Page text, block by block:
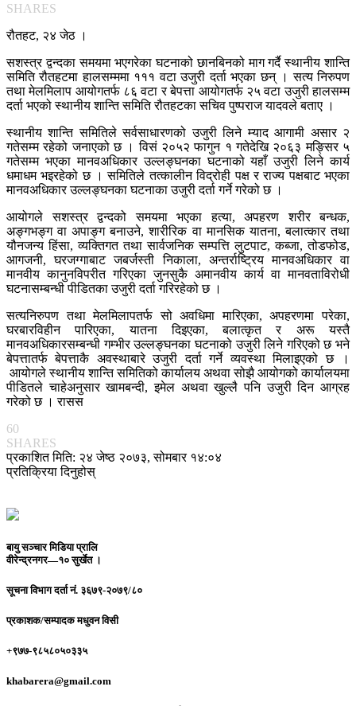
SHARES
रौतहट, २४ जेठ ।
सशस्त्र द्वन्दका समयमा भएगरेका घटनाको छानबिनको माग गर्दै स्थानीय शान्ति
समिति रौतहटमा हालसम्ममा १११ वटा उजुरी दर्ता भएका छन् । सत्य निरुपण
तथा मेलमिलाप आयोगतर्फ ८६ वटा र बेपत्ता आयोगतर्फ २५ वटा उजुरी हालसम्म
दर्ता भएको स्थानीय शान्ति समिति रौतहटका सचिव पुष्पराज यादवले बताए ।
स्थानीय शान्ति समितिले सर्वसाधारणको उजुरी लिने म्याद आगामी असार २
गतेसम्म रहेको जनाएको छ । विसं २०५२ फागुन १ गतेदेखि २०६३ मङ्सिर ५
गतेसम्म भएका मानवअधिकार उल्लङ्घनका घटनाको यहाँ उजुरी लिने कार्य
धमाधम भइरहेको छ । समितिले तत्कालीन विद्रोही पक्ष र राज्य पक्षबाट भएका
मानवअधिकार उल्लङ्घनका घटनाका उजुरी दर्ता गर्ने गरेको छ ।
आयोगले सशस्त्र द्वन्दको समयमा भएका हत्या, अपहरण शरीर बन्धक,
अङ्गभङ्ग वा अपाङ्ग बनाउने, शारीरिक वा मानसिक यातना, बलात्कार तथा
यौनजन्य हिंसा, व्यक्तिगत तथा सार्वजनिक सम्पत्ति लुटपाट, कब्जा, तोडफोड,
आगजनी, घरजग्गाबाट जबर्जस्ती निकाला, अन्तर्राष्ट्रिय मानवअधिकार वा
मानवीय कानुनविपरीत गरिएका जुनसुकै अमानवीय कार्य वा मानवताविरोधी
घटनासम्बन्धी पीडितका उजुरी दर्ता गरिरहेको छ ।
सत्यनिरुपण तथा मेलमिलापतर्फ सो अवधिमा मारिएका, अपहरणमा परेका,
घरबारविहीन पारिएका, यातना दिइएका, बलात्कृत र अरू यस्तै
मानवअधिकारसम्बन्धी गम्भीर उल्लङ्घनका घटनाको उजुरी लिने गरिएको छ भने
बेपत्तातर्फ बेपत्ताकै अवस्थाबारे उजुरी दर्ता गर्ने व्यवस्था मिलाइएको छ ।
आयोगले स्थानीय शान्ति समितिको कार्यालय अथवा सोझै आयोगको कार्यालयमा
पीडितले चाहेअनुसार खामबन्दी, इमेल अथवा खुल्लै पनि उजुरी दिन आग्रह
गरेको छ । रासस
60
SHARES
प्रकाशित मिति: २४ जेष्ठ २०७३, सोमबार १४:०४
प्रतिक्रिया दिनुहोस्
बायु सञ्चार मिडिया प्रालि
वीरेन्द्रनगर—१० सुर्खेत ।
सूचना विभाग दर्ता नं. ३६७९-२०७९/८०
प्रकाशक/सम्पादकमधुवन विसी
+९७७-९८५८०५०३३५
khabarera@gmail.com